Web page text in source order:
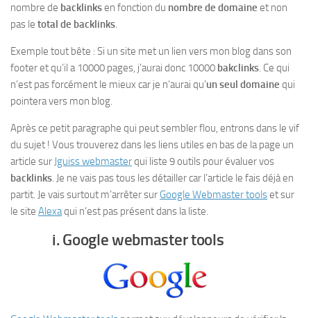
nombre de backlinksen fonction du nombre de domaine et non
pas le total de backlinks.
Exemple tout bête : Si un site met un lien vers mon blog dans son
footer et qu’il a 10000 pages, j’aurai donc 10000 bakclinks. Ce qui
n’est pas forcément le mieux car je n’aurai qu’un seul domaine qui
pointera vers mon blog.
Après ce petit paragraphe qui peut sembler flou, entrons dans le vif
du sujet ! Vous trouverez dans les liens utiles en bas de la page un
article sur Jguiss webmasterqui liste 9 outils pour évaluer vos
backlinks. Je ne vais pas tous les détailler car l’article le fais déjà en
partit. Je vais surtout m’arrêter sur Google Webmaster toolset sur
le site Alexaqui n’est pas présent dans la liste.
i. Google webmaster tools